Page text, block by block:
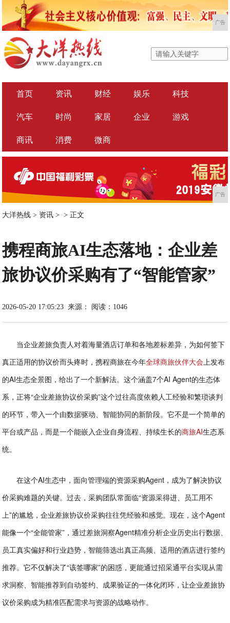
广告
首页 资讯 财经 娱乐 科技
汽车 时尚 家居 企业 游戏
商讯 消费 微商
广告
大洋热线 > 资讯 > > 正文
携程商旅AI生态落地：企业差
旅协议价采购有了“智能管家”
2026-05-20 17:05:23 来源： 阅读：1046
当企业差旅负责人对着海量酒店订单和各地差标差异，为如何签下
真正适用的协议价而头疼时，携程商旅在今年全球商旅伙伴大会上发布
的AI生态全景图，给出了一个新解法。这个涵盖7个AI Agent的生态体
系，正将“企业差旅协议价采购”这个过往高度依赖人工经验和繁琐谈判
的环节，带入一个由数据驱动、智能协同的新阶段。它不是一个简单的
平台或产品，而是一个能嵌入企业自身流程、持续生长的商旅AI生态系
统。
在这个AI生态中，面向管理端的资源采购Agent，成为了解决协议
价采购难题的关键。过去，采购团队常面临“资源采得进、员工用不
上”的尴尬，企业差旅协议价采购往往凭经验和感觉。现在，这个Agent
能像一个“全能管家”，通过差旅洞察Agent精准分析企业历史出行数据、
员工真实偏好和行业趋势，智能筛选出真正高频、适用的酒店进行签约
推荐。它不仅解决了“该签哪家”的困惑，更能通过招采通平台实现从需
求洞察、智能推荐到自动签约、成果验证的一体化闭环，让企业差旅协
议价采购成为精准匹配需求与资源的战略动作。